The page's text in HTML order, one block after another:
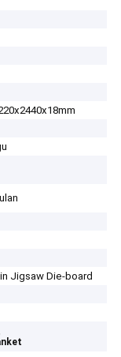
Jigsaw Die-board